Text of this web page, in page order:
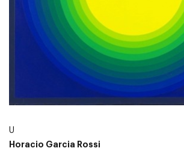
U
Horacio Garcia Rossi